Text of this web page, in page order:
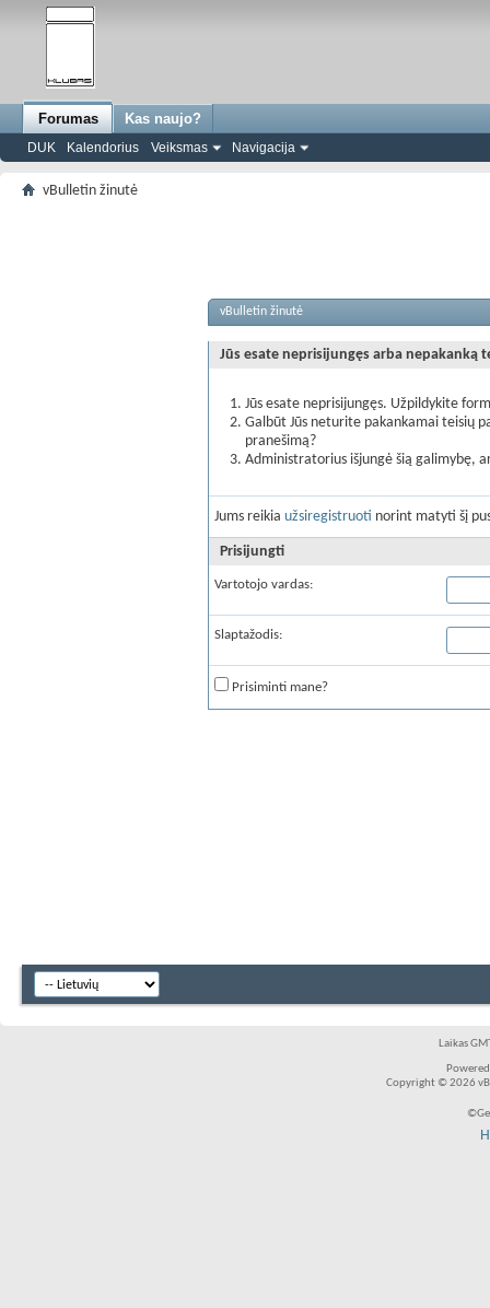
Forumas
DUK Kalendorius Veiksmas Navigacija
Kas naujo?
vBulletin žinutė
vBulletin žinutė
Jūs esate neprisijungęs arba nepakanką
Jūs esate neprisijungęs. Užpildykite
Galbūt Jūs neturite pakankamai teisių
pranešimą?
Administratorius išjungė šią galimybę,
Jums reikia užsiregistruoti norint matyti šį
Prisijungti
Vartotojo vardas:
Slaptažodis:
Prisiminti mane?
Laikas
Copyright © 2026